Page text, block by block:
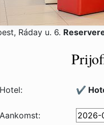
Ráday u. 6.
Hotel: ✔️
Aankomst: